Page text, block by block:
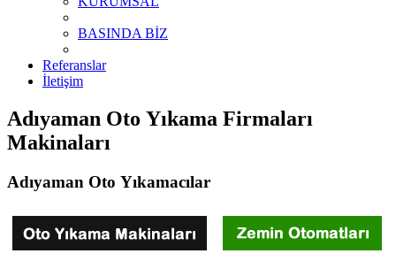
BASINDA BİZ
Referanslar
İletişim
Adıyaman Oto Yıkama Firmaları
Makinaları
Adıyaman Oto Yıkamacılar